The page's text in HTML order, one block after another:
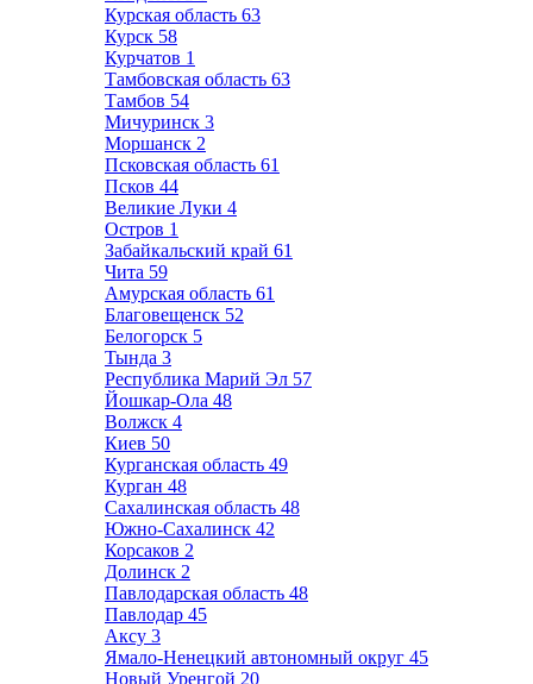
Курская область 63
Курск 58
Курчатов 1
Тамбовская область 63
Тамбов 54
Мичуринск 3
Моршанск 2
Псковская область 61
Псков 44
Великие Луки 4
Остров 1
Забайкальский край 61
Чита 59
Амурская область 61
Благовещенск 52
Белогорск 5
Тында 3
Республика Марий Эл 57
Йошкар-Ола 48
Волжск 4
Киев 50
Курганская область 49
Курган 48
Сахалинская область 48
Южно-Сахалинск 42
Корсаков 2
Долинск 2
Павлодарская область 48
Павлодар 45
Аксу 3
Ямало-Ненецкий автономный округ 45
Новый Уренгой 20